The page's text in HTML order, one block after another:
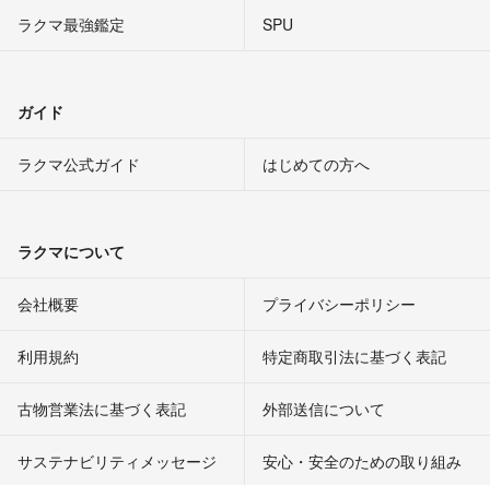
ラクマ最強鑑定
SPU
ガイド
ラクマ公式ガイド はじめての方へ
ラクマについて
会社概要 プライバシーポリシー
利用規約 特定商取引法に基づく表記
古物営業法に基づく表記 外部送信について
サステナビリティメッセージ 安心・安全のための取り組み